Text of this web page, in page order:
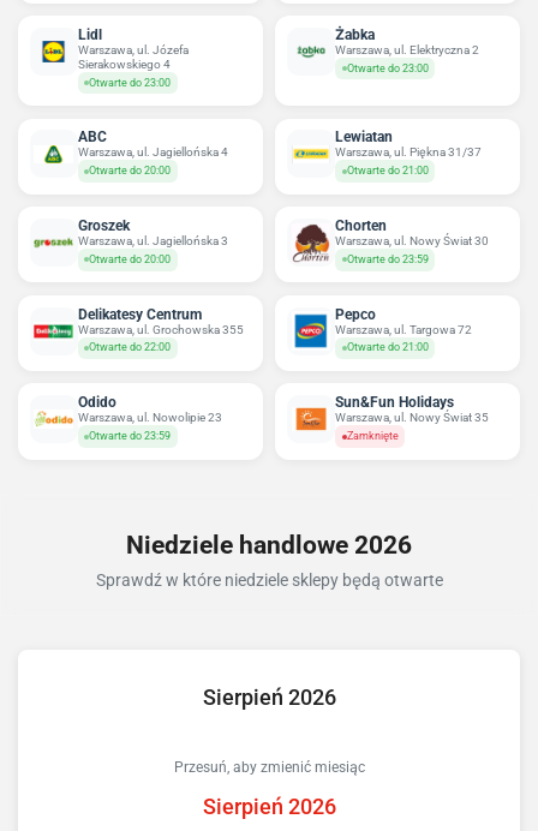
Lidl
Warszawa, ul. Józefa
Sierakowskiego 4
Otwarte do 23:00
Żabka
Warszawa, ul. Elektryczna 2
Otwarte do 23:00
ABC
Warszawa, ul. Jagiellońska 4
Otwarte do 20:00
Lewiatan
Warszawa, ul. Piękna 31/37
Otwarte do 21:00
Groszek
Warszawa, ul. Jagiellońska 3
Otwarte do 20:00
Chorten
Warszawa, ul. Nowy Świat 30
Otwarte do 23:59
Delikatesy Centrum
Warszawa, ul. Grochowska 355
Otwarte do 22:00
Pepco
Warszawa, ul. Targowa 72
Otwarte do 21:00
Odido
Warszawa, ul. Nowolipie 23
Otwarte do 23:59
Sun&Fun Holidays
Warszawa, ul. Nowy Świat 35
Zamknięte
Niedziele handlowe 2026
Sprawdź w które niedziele sklepy będą otwarte
Sierpień 2026
Przesuń, aby zmienić miesiąc
Sierpień 2026